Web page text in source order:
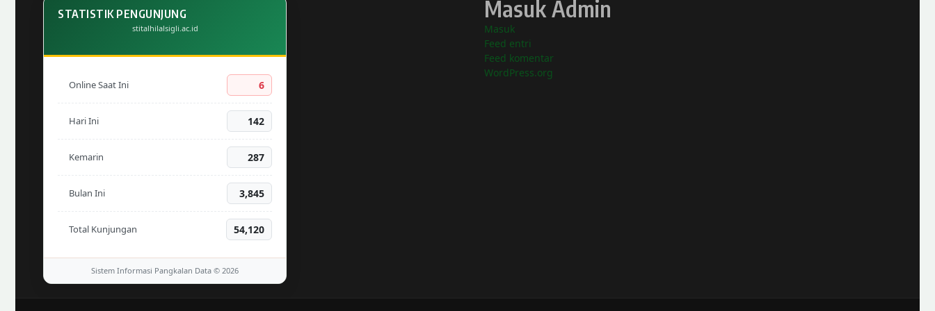
STATISTIK PENGUNJUNG
stitalhilalsigli.ac.id
Online Saat Ini 6
Hari Ini 142
Kemarin 287
Bulan Ini 3,845
Total Kunjungan 54,120
Sistem Informasi Pangkalan Data © 2026
Masuk Admin
Masuk
Feed entri
Feed komentar
WordPress.org